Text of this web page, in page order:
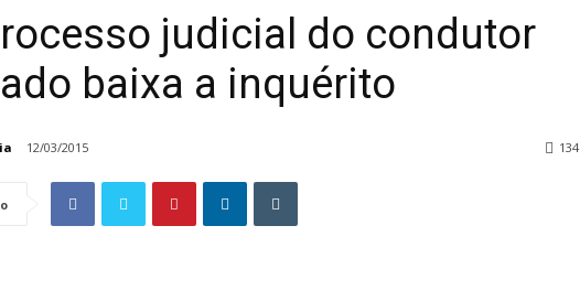
judicial do condutor
baixa a inquérito
12/03/2015 134